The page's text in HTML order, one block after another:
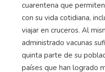
cuarentena que
con su vida cotidiana,
viajar en cruceros. Al
administrado vacunas
quinta parte de su
países que han logrado